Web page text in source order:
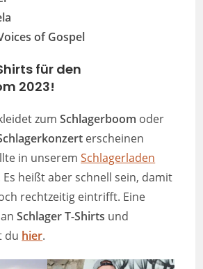
of Gospel
für den
2023!
zumSchlagerboom oder
erscheinen
in unseremSchlagerladen
heißt aber schnell sein, damit
rechtzeitig eintrifft. Eine
anSchlager T-Shirts und
du hier.